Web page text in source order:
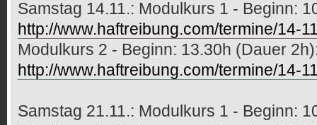
Samstag 14.11.: Modulkurs 1 - Beginn:
http://www.haftreibung.com/termine/14-
Modulkurs 2 - Beginn: 13.30h (Dauer
http://www.haftreibung.com/termine/14-
Samstag 21.11.: Modulkurs 1 - Beginn: